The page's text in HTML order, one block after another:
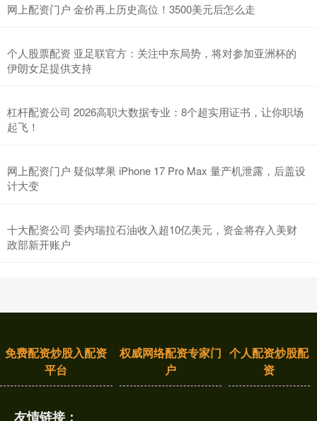
网上配资门户 金价再上历史高位！3500美元后怎么走
个人股票配资 亚足联官方：关注中东局势，将对参加亚洲杯的
伊朗女足提供支持
杠杆配资公司 2026高职大数据专业：8个超实用证书，让你职场
起飞！
网上配资门户 疑似苹果 iPhone 17 Pro Max 量产机泄露，后盖设
计大变
十大配资公司 委内瑞拉石油收入超10亿美元，资金将存入美财
政部新开账户
免费配资炒股入配资
平台
权威网络配资专家门
户
个人配资炒股配
资
友情链接：